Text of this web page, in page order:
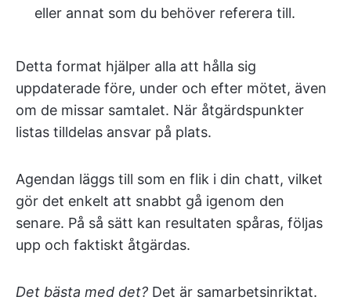
eller annat som du behöver referera till.
Detta format hjälper alla att hålla sig
uppdaterade före, under och efter mötet, även
om de missar samtalet. När åtgärdspunkter
listas tilldelas ansvar på plats.
Agendan läggs till som en flik i din chatt, vilket
gör det enkelt att snabbt gå igenom den
senare. På så sätt kan resultaten spåras, följas
upp och faktiskt åtgärdas.
Det bästa med det? Det är samarbetsinriktat.